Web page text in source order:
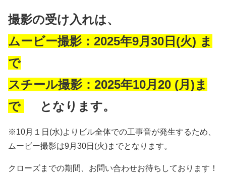
撮影の受け入れは、
ムービー撮影：2025年9月30日(火) ま
で
スチール撮影：2025年10月20 (月)ま
で
となります。
※10月１日(水)よりビル全体での工事音が発生するため、
ムービー撮影は9月30日(火)までとなります。
クローズまでの期間、お問い合わせお待ちしております！